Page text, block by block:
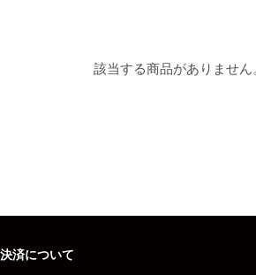
該当する商品がありません
決済について